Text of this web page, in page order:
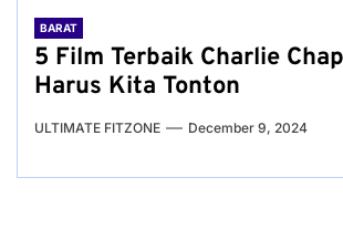
BARAT
5 Film Terbaik Charlie
Harus Kita Tonton
ULTIMATE FITZONE December 9, 2024